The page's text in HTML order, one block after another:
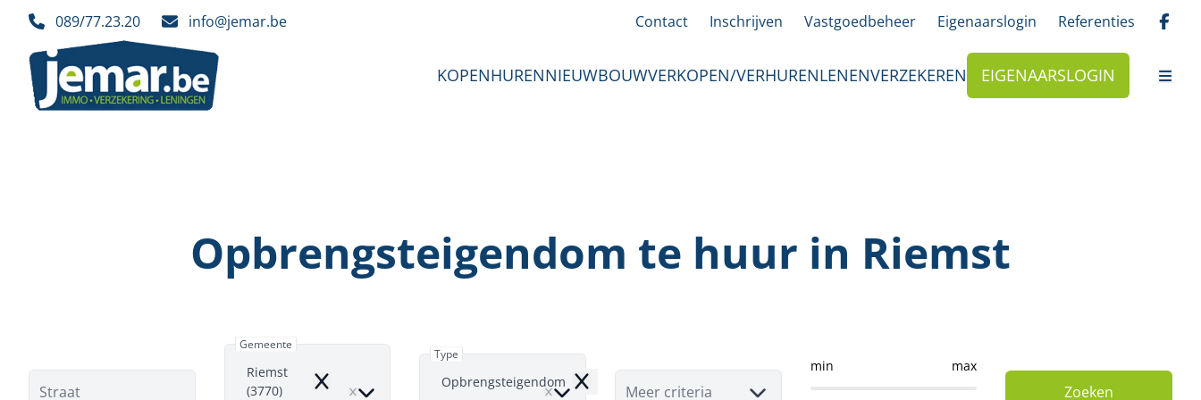
Ga naar hoofdinhoud
089/77.23.20 info@jemar.be Contact Inschrijven Vastgoedbeheer Eigenaarslogin Referenties
KOPENHURENNIEUWBOUWVERKOPEN/VERHURENLENENVERZEKEREN EIGENAARSLOGIN
Opbrengsteigendom te huur in Riemst
Straat
Gemeente
Riemst
(3770)
Remove
Type
Opbrengsteigendom Remove Meer criteria
min max
Zoeken